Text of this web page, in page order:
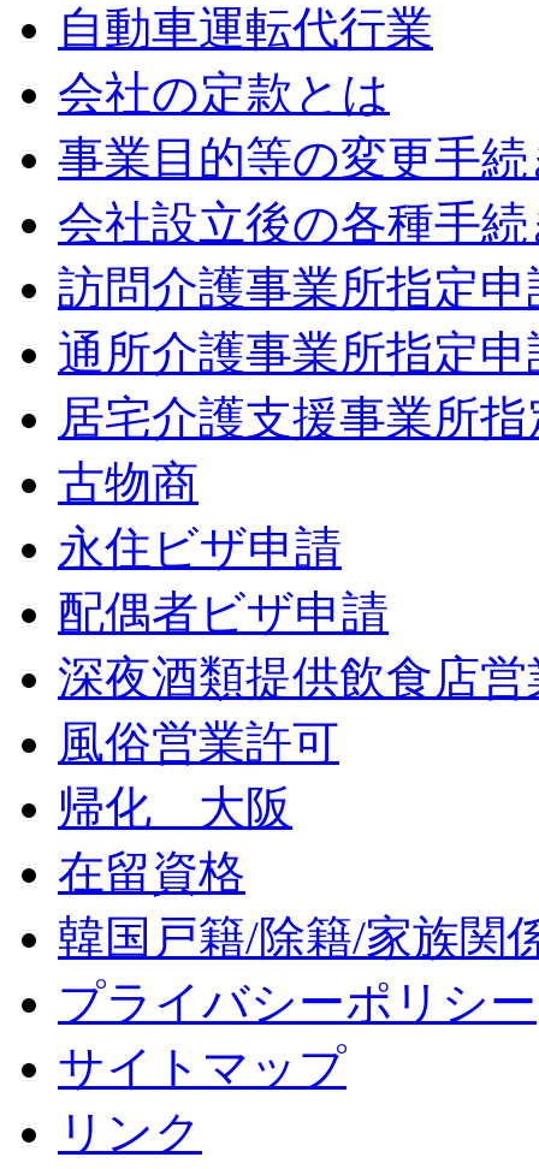
自動車運転代行業
会社の定款とは
事業目的等の変更手
会社設立後の各種手
訪問介護事業所指定申
通所介護事業所指定申
居宅介護支援事業所
古物商
永住ビザ申請
配偶者ビザ申請
深夜酒類提供飲食店
風俗営業許可
帰化 大阪
在留資格
韓国戸籍/除籍/家族関
プライバシーポリシー
サイトマップ
リンク